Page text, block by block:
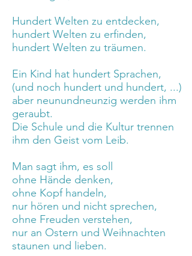
Hundert Welten zu entdecken,
hundert Welten zu erfinden,
hundert Welten zu träumen.
Ein Kind hat hundert Sprachen,
(und noch hundert und hundert, ...)
aber neunundneunzig werden ihm
geraubt.
Die Schule und die Kultur trennen
ihm den Geist vom Leib.
Man sagt ihm, es soll
ohne Hände denken,
ohne Kopf handeln,
nur hören und nicht sprechen,
ohne Freuden verstehen,
nur an Ostern und Weihnachten
staunen und lieben.